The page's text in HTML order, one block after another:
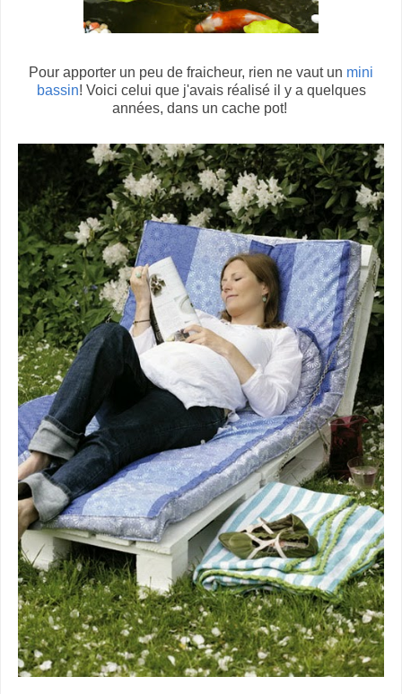
Pour apporter un peu de fraicheur, rien ne vaut un mini
bassin! Voici celui que j'avais réalisé il y a quelques
années, dans un cache pot!